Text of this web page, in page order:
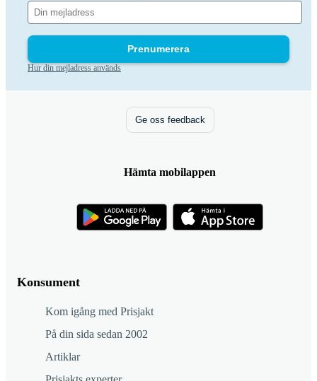
Prenumerera
Hur din mejladress används
Konsument
Kom igång med Prisjakt
På din sida sedan 2002
Artiklar
Ge oss feedback
Hämta mobilappen